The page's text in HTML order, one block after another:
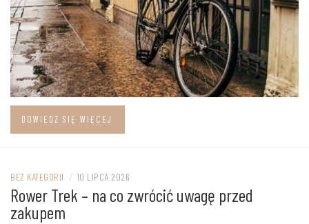
DOWIEDZ SIĘ WIĘCEJ
BEZ KATEGORII / 10 LIPCA 2026
Rower Trek – na co zwrócić uwagę przed
zakupem